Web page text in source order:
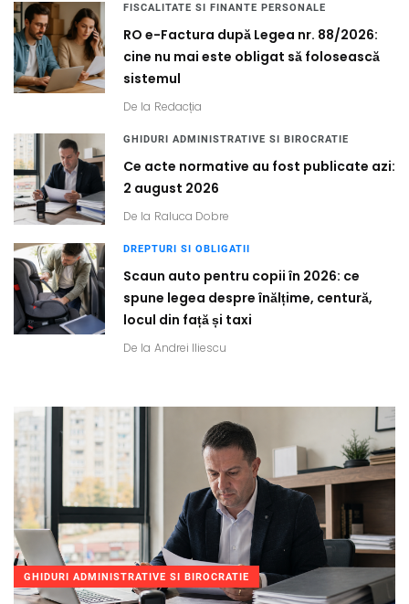
FISCALITATE SI FINANTE PERSONALE
RO e-Factura după Legea nr. 88/2026:
cine nu mai este obligat să folosească
sistemul
De la Redacția
GHIDURI ADMINISTRATIVE SI BIROCRATIE
Ce acte normative au fost publicate azi:
2 august 2026
De la Raluca Dobre
DREPTURI SI OBLIGATII
Scaun auto pentru copii în 2026: ce
spune legea despre înălțime, centură,
locul din față și taxi
De la Andrei Iliescu
GHIDURI ADMINISTRATIVE SI BIROCRATIE